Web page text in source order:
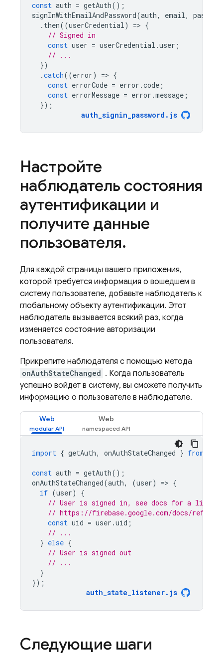
const auth = getAuth();
signInWithEmailAndPassword(auth, email,
. then((userCredential) => {
// Signed in
const user = userCredential .user ;
// ...
})
.catch((error) => {
const errorCode = error .code ;
const errorMessage = error .message ;
});
auth_signin_password . js
Настройте
наблюдатель состояния
аутентификации и
получите данные
пользователя.
Для каждой страницы вашего приложения,
которой требуется информация о вошедшем в
систему пользователе, добавьте наблюдатель к
глобальному объекту аутентификации. Этот
наблюдатель вызывается всякий раз, когда
изменяется состояние авторизации
пользователя.
Прикрепите наблюдателя с помощью метода
onAuthStateChanged . Когда пользователь
успешно войдет в систему, вы сможете получить
информацию о пользователе в наблюдателе.
Web Web
import { getAuth, onAuthStateChanged } from
const auth = getAuth();
onAuthStateChanged(auth, (user) => {
if (user)
{
// User is signed in, see docs for a list
// https://firebase.google.com/docs/
const uid = user .uid ;
// ...
} else {
// User is signed out
// ...
}
});
auth_state_listener. js
Следующие шаги